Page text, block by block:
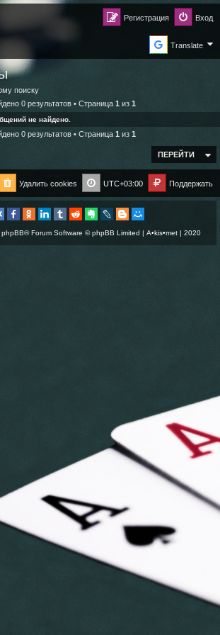
Вход
Регистрация
Translate
поиску
0 результатов • Страница 1 из 1
не найдено.
0 результатов • Страница 1 из 1
ПЕРЕЙТИ
Поддержать
UTC+03:00
Удалить cookies
phpBB® Forum Software © phpBB Limited | A•kis•met | 2020